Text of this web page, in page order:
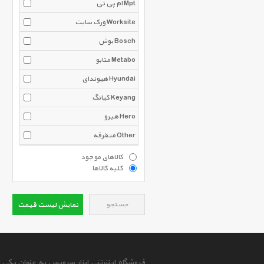
ام پی تی Mpt
ورک سایت Worksite
بوش Bosch
متابو Metabo
هیوندای Hyundai
کیانگ Keyang
هیرو Hero
متفرقه Other
کالاهای موجود
کلیه کالاها
جستجو نمایش لیست قیمت